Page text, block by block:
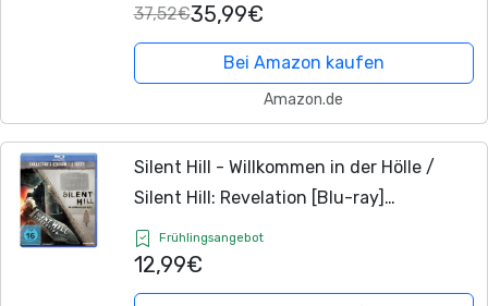
37,52€35,99€
Bei Amazon kaufen
Amazon.de
Silent Hill - Willkommen in der Hölle /
Silent Hill: Revelation [Blu-ray]
[Collector's Edition]
Frühlingsangebot
12,99€